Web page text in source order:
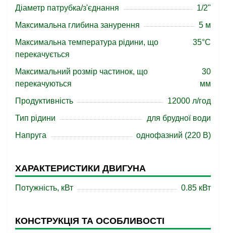
Діаметр патрубка/з'єднання
1/2"
Максимальна глибина занурення
5 м
Максимальна температура рідини, що
перекачується
35°C
Максимальний розмір частинок, що
перекачуються
30
мм
Продуктивність
12000 л/год
Тип рідини
для брудної води
Напруга
однофазний (220 В)
ХАРАКТЕРИСТИКИ ДВИГУНА
Потужність, кВт 0.85 кВт
КОНСТРУКЦІЯ ТА ОСОБЛИВОСТІ